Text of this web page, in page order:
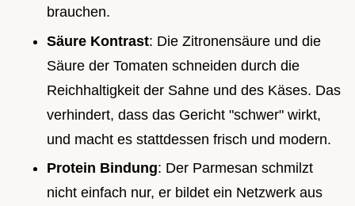
brauchen.
Säure Kontrast: Die Zitronensäure und die
Säure der Tomaten schneiden durch die
Reichhaltigkeit der Sahne und des Käses. Das
verhindert, dass das Gericht "schwer" wirkt,
und macht es stattdessen frisch und modern.
Protein Bindung: Der Parmesan schmilzt
nicht einfach nur, er bildet ein Netzwerk aus